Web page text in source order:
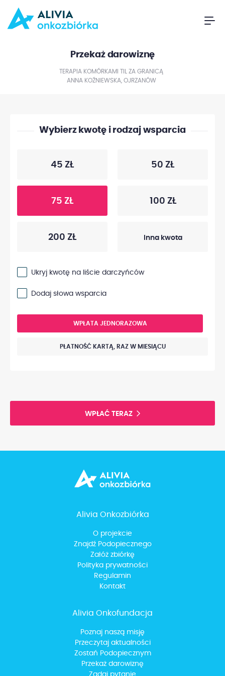
Przekaż darowiznę
TERAPIA KOMÓRKAMI TIL ZA GRANICĄ
ANNA KOŹNIEWSKA, OJRZANÓW
Wybierz kwotę i rodzaj wsparcia
45 ZŁ 50 ZŁ
75 ZŁ 100 ZŁ
200 ZŁ
Ukryj kwotę na liście darczyńców
Dodaj słowa wsparcia
WPŁATA JEDNORAZOWA
PŁATNOŚĆ KARTĄ, RAZ W MIESIĄCU
WPŁAĆ TERAZ
Alivia Onkozbiórka
O projekcie
Znajdź Podopiecznego
Załóż zbiórkę
Polityka prywatności
Regulamin
Kontakt
Alivia Onkofundacja
Poznaj naszą misję
Przeczytaj aktualności
Zostań Podopiecznym
Przekaż darowiznę
Zadaj pytanie